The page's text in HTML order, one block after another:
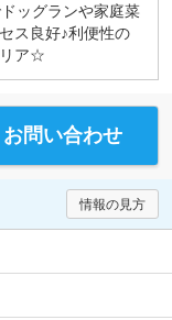
ッグランや家庭菜
ス良好♪利便性の
ア☆
お問い合わせ
情報の見方